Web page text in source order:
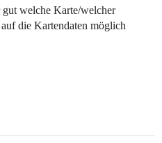
welche Karte/welcher
die Kartendaten möglich